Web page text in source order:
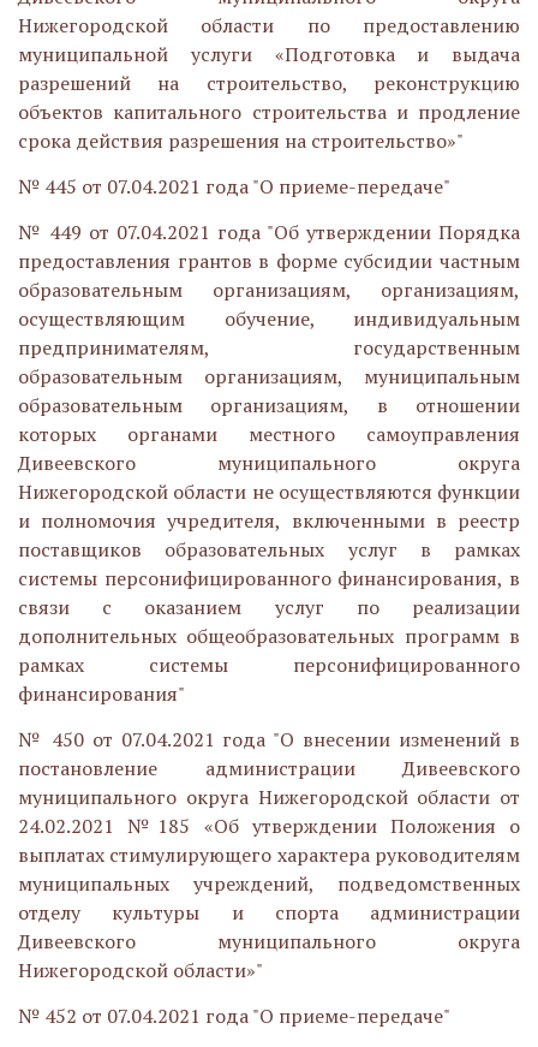
Нижегородской области по предоставлению
муниципальной услуги «Подготовка и выдача
разрешений на строительство, реконструкцию
объектов капитального строительства и продление
срока действия разрешения на строительство»"
№ 445 от 07.04.2021 года "О приеме-передаче"
№ 449 от 07.04.2021 года "Об утверждении Порядка
предоставления грантов в форме субсидии частным
образовательным организациям, организациям,
осуществляющим обучение, индивидуальным
предпринимателям, государственным
образовательным организациям, муниципальным
образовательным организациям, в отношении
которых органами местного самоуправления
Дивеевского муниципального округа
Нижегородской области не осуществляются функции
и полномочия учредителя, включенными в реестр
поставщиков образовательных услуг в рамках
системы персонифицированного финансирования, в
связи с оказанием услуг по реализации
дополнительных общеобразовательных программ в
рамках системы персонифицированного
финансирования"
№ 450 от 07.04.2021 года "О внесении изменений в
постановление администрации Дивеевского
муниципального округа Нижегородской области от
24.02.2021 №185 «Об утверждении Положения о
выплатах стимулирующего характера руководителям
муниципальных учреждений, подведомственных
отделу культуры и спорта администрации
Дивеевского муниципального округа
Нижегородской области»"
№ 452 от 07.04.2021 года "О приеме-передаче"